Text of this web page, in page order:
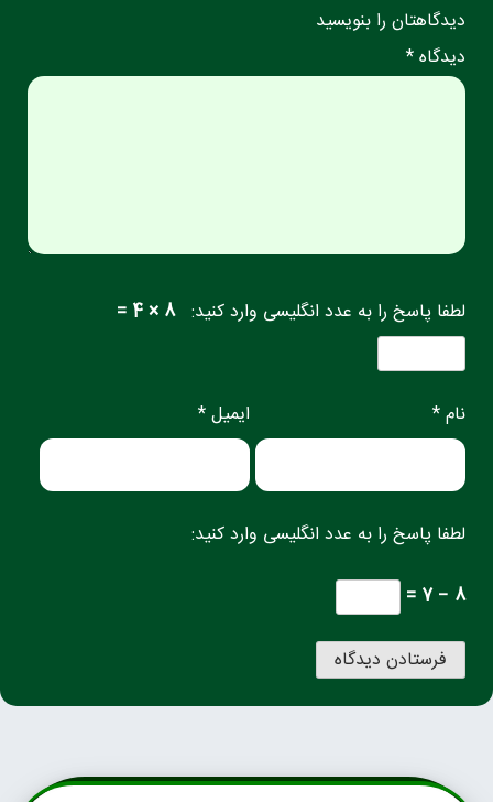
دیدگاهتان را بنویسید
دیدگاه *
لطفا پاسخ را به عدد انگلیسی وارد کنید: 8 × 4 =
نام * ایمیل *
لطفا پاسخ را به عدد انگلیسی وارد کنید:
8 − 7 =